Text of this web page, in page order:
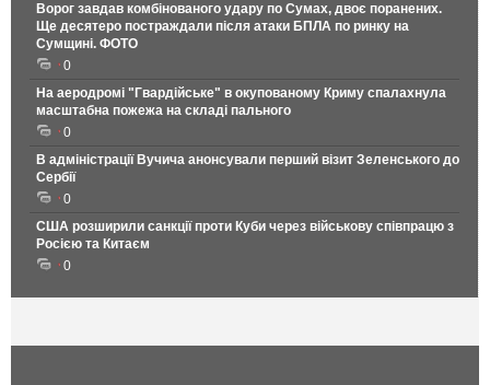
Ворог завдав комбінованого удару по Сумах, двоє поранених.
Ще десятеро постраждали після атаки БПЛА по ринку на
Сумщині. ФОТО
0
На аеродромі "Гвардійське" в окупованому Криму спалахнула
масштабна пожежа на складі пального
0
В адміністрації Вучича анонсували перший візит Зеленського до
Сербії
0
США розширили санкції проти Куби через військову співпрацю з
Росією та Китаєм
0